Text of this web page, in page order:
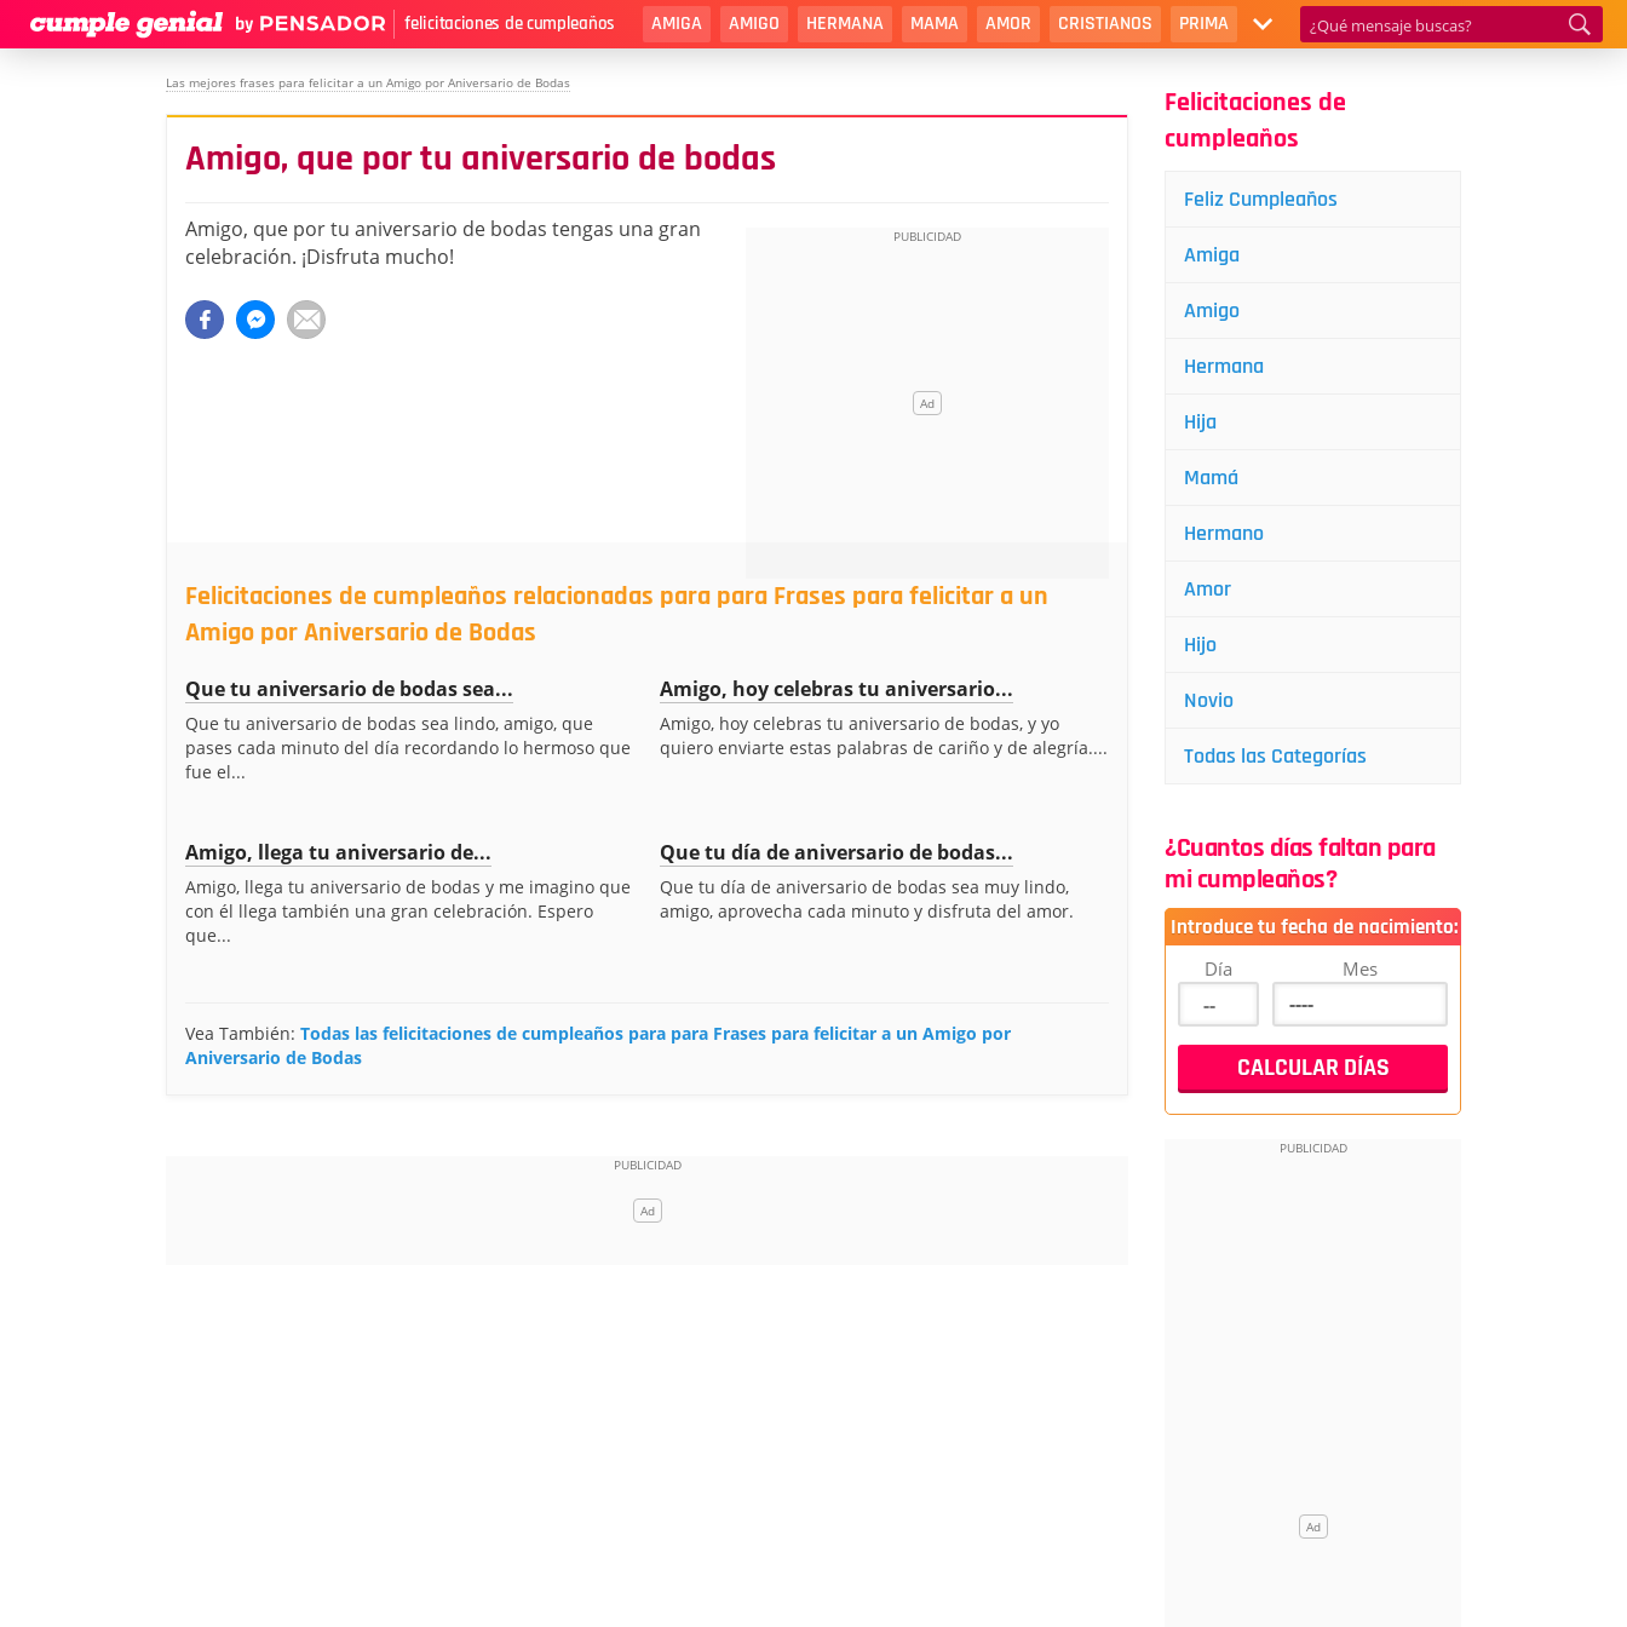
felicitaciones de cumpleaños AMIGA AMIGO HERMANA MAMA AMOR CRISTIANOS PRIMA
Las mejores frases para felicitar a un Amigo por Aniversario de Bodas
Amigo, que por tu aniversario de bodas
Amigo, que por tu aniversario de bodas tengas una gran
celebración. ¡Disfruta mucho!
Felicitaciones de cumpleaños relacionadas para para Frases para felicitar a un
Amigo por Aniversario de Bodas
Que tu aniversario de bodas sea...
Que tu aniversario de bodas sea lindo, amigo, que
pases cada minuto del día recordando lo hermoso que
fue el...
Amigo, hoy celebras tu aniversario...
Amigo, hoy celebras tu aniversario de bodas, y yo
quiero enviarte estas palabras de cariño y de alegría....
Amigo, llega tu aniversario de...
Amigo, llega tu aniversario de bodas y me imagino que
con él llega también una gran celebración. Espero
que...
Que tu día de aniversario de bodas...
Que tu día de aniversario de bodas sea muy lindo,
amigo, aprovecha cada minuto y disfruta del amor.
Vea También: Todas las felicitaciones de cumpleaños para para Frases para felicitar a un Amigo por
Aniversario de Bodas
Felicitaciones de
cumpleaños
Feliz Cumpleaños
Amiga
Amigo
Hermana
Hija
Mamá
Hermano
Amor
Hijo
Novio
Todas las Categorías
¿Cuantos días faltan para
mi cumpleaños?
Introduce tu fecha de nacimiento:
Día Mes